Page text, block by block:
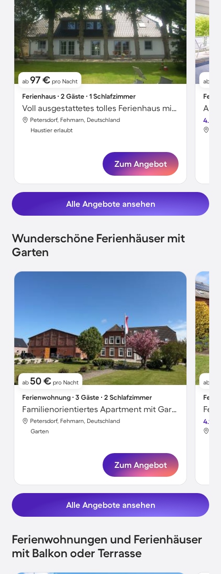
ab 97 € pro Nacht
Ferienhaus ∙ 2 Gäste ∙ 1 Schlafzimmer
Voll ausgestattetes tolles Ferienhaus mit Terrasse | Haustierfreundlich
Petersdorf, Fehmarn, Deutschland
Haustier erlaubt
Zum Angebot
ab
4.7
Alle Angebote ansehen
Wunderschöne Ferienhäuser mit
Garten
ab 50 € pro Nacht
Ferienwohnung ∙ 3 Gäste ∙ 2 Schlafzimmer
Familienorientiertes Apartment mit Garten, Grill und Terrasse
Petersdorf, Fehmarn, Deutschland
Garten
Zum Angebot
ab
4.1
Alle Angebote ansehen
Ferienwohnungen und Ferienhäuser
mit Balkon oder Terrasse